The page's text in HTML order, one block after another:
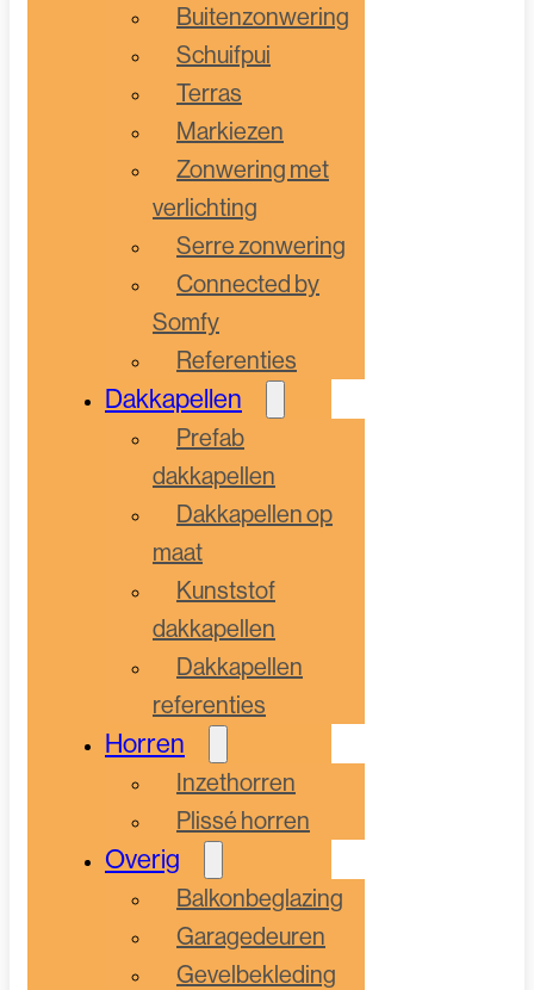
Buitenzonwering
Schuifpui
Terras
Markiezen
Zonwering met
verlichting
Serre zonwering
Connected by
Somfy
Referenties
Dakkapellen
Prefab
dakkapellen
Dakkapellen op
maat
Kunststof
dakkapellen
Dakkapellen
referenties
Horren
Inzethorren
Plissé horren
Overig
Balkonbeglazing
Garagedeuren
Gevelbekleding